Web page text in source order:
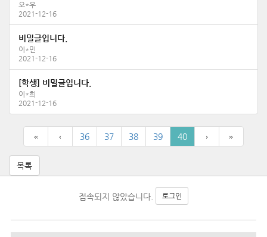
오*우
2021-12-16
비밀글입니다.
이*민
2021-12-16
[학생] 비밀글입니다.
이*희
2021-12-16
36 37 38 39 40
목록
접속되지 않았습니다. 로그인